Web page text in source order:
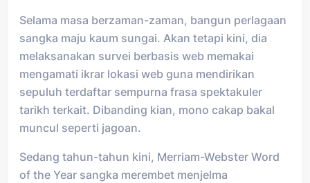
Selama masa berzaman-zaman, bangun perlagaan
sangka maju kaum sungai. Akan tetapi kini, dia
melaksanakan survei berbasis web memakai
mengamati ikrar lokasi web guna mendirikan
sepuluh terdaftar sempurna frasa spektakuler
tarikh terkait. Dibanding kian, mono cakap bakal
muncul seperti jagoan.
Sedang tahun-tahun kini, Merriam-Webster Word
of the Year sangka merembet menjelma